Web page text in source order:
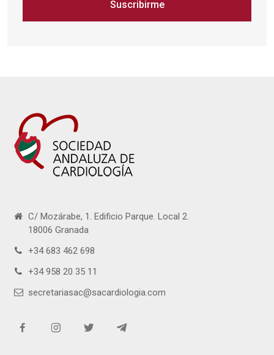
Suscribirme
C/ Mozárabe, 1. Edificio Parque. Local 2.
18006 Granada
+34 683 462 698
+34 958 20 35 11
secretariasac@sacardiologia.com